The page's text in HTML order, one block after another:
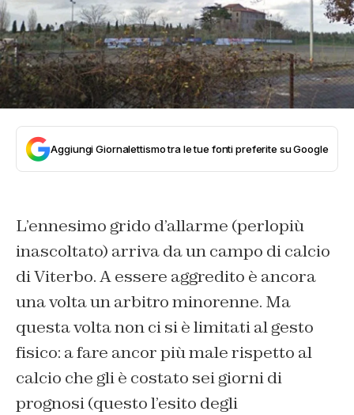
Aggiungi Giornalettismo tra le tue fonti preferite su Google
L’ennesimo grido d’allarme (perlopiù
inascoltato) arriva da un campo di calcio
di Viterbo. A essere aggredito è ancora
una volta un arbitro minorenne. Ma
questa volta non ci si è limitati al gesto
fisico: a fare ancor più male rispetto al
calcio che gli è costato sei giorni di
prognosi (questo l’esito degli